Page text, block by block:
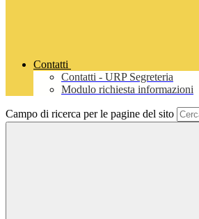
Contatti
Contatti - URP Segreteria
Modulo richiesta informazioni
Campo di ricerca per le pagine del sito